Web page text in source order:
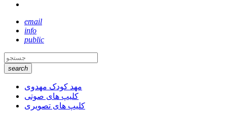
email
info
public
search
مهد کودک مهدوی
کلیپ های صوتی
کلیپ های تصویری